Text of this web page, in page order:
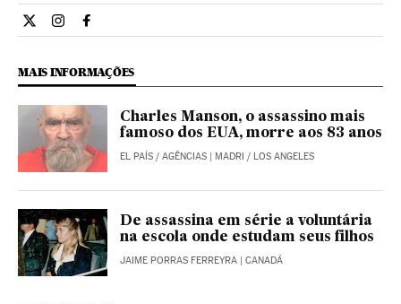
Internacional El País Brasil en Twitter
Internacional El País Brasil en Instagram
Internacional El País Brasil en Facebook
MAIS INFORMAÇÕES
Charles Manson, o assassino mais
famoso dos EUA, morre aos 83 anos
EL PAÍS / AGÊNCIAS | MADRI / LOS ANGELES
De assassina em série a voluntária
na escola onde estudam seus filhos
JAIME PORRAS FERREYRA | CANADÁ